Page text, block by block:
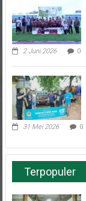
2 Juni 2026 0
31 Mei 2026 0
Terpopuler